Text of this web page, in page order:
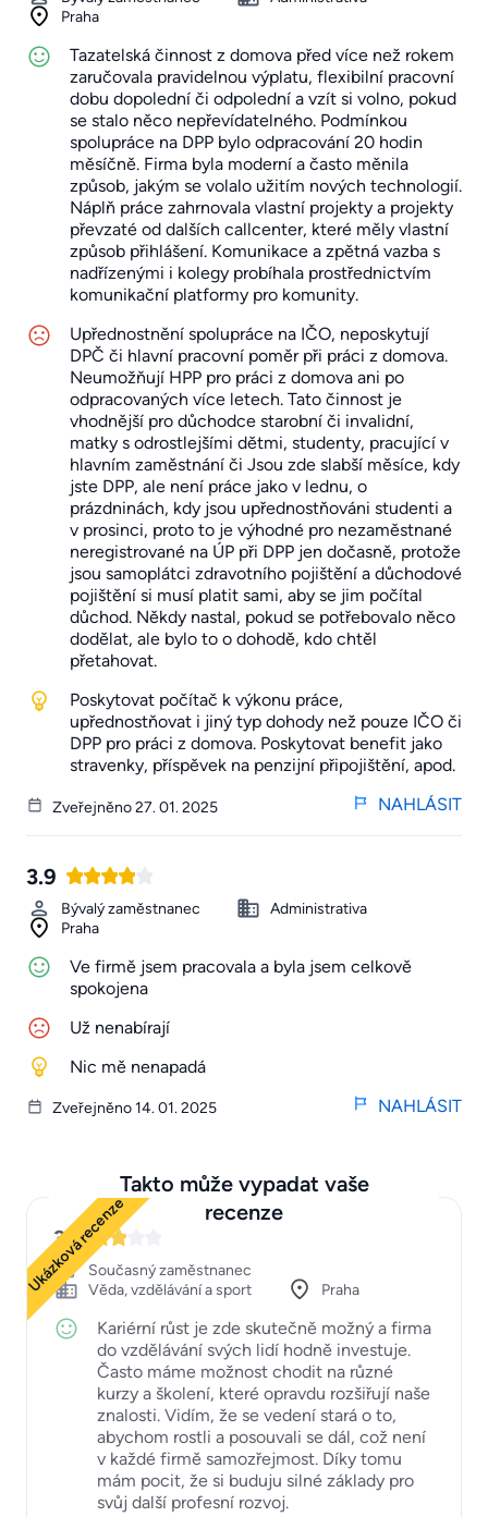
Praha
Tazatelská činnost z domova před více než rokem
zaručovala pravidelnou výplatu, flexibilní pracovní
dobu dopolední či odpolední a vzít si volno, pokud
se stalo něco nepřevídatelného. Podmínkou
spolupráce na DPP bylo odpracování 20 hodin
měsíčně. Firma byla moderní a často měnila
způsob, jakým se volalo užitím nových technologií.
Náplň práce zahrnovala vlastní projekty a projekty
převzaté od dalších callcenter, které měly vlastní
způsob přihlášení. Komunikace a zpětná vazba s
nadřízenými i kolegy probíhala prostřednictvím
komunikační platformy pro komunity.
Upřednostnění spolupráce na IČO, neposkytují
DPČ či hlavní pracovní poměr při práci z domova.
Neumožňují HPP pro práci z domova ani po
odpracovaných více letech. Tato činnost je
vhodnější pro důchodce starobní či invalidní,
matky s odrostlejšími dětmi, studenty, pracující v
hlavním zaměstnání či Jsou zde slabší měsíce, kdy
jste DPP, ale není práce jako v lednu, o
prázdninách, kdy jsou upřednostňováni studenti a
v prosinci, proto to je výhodné pro nezaměstnané
neregistrované na ÚP při DPP jen dočasně, protože
jsou samoplátci zdravotního pojištění a důchodové
pojištění si musí platit sami, aby se jim počítal
důchod. Někdy nastal, pokud se potřebovalo něco
dodělat, ale bylo to o dohodě, kdo chtěl
přetahovat.
Poskytovat počítač k výkonu práce,
upřednostňovat i jiný typ dohody než pouze IČO či
DPP pro práci z domova. Poskytovat benefit jako
stravenky, příspěvek na penzijní připojištění, apod.
Zveřejněno 27. 01. 2025 NAHLÁSIT
3.9
Bývalý zaměstnanec
Administrativa
Praha
Ve firmě jsem pracovala a byla jsem celkově
spokojena
Už nenabírají
Nic mě nenapadá
Zveřejněno 14. 01. 2025 NAHLÁSIT
Takto může vypadat vaše
recenze
Ukázková recenze
3
Současný zaměstnanec
Věda, vzdělávání a sport
Praha
Kariérní růst je zde skutečně možný a firma
do vzdělávání svých lidí hodně investuje.
Často máme možnost chodit na různé
kurzy a školení, které opravdu rozšiřují naše
znalosti. Vidím, že se vedení stará o to,
abychom rostli a posouvali se dál, což není
v každé firmě samozřejmost. Díky tomu
mám pocit, že si buduju silné základy pro
svůj další profesní rozvoj.